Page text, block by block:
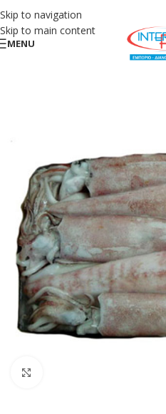
Skip to navigation
Skip to main content
MENU